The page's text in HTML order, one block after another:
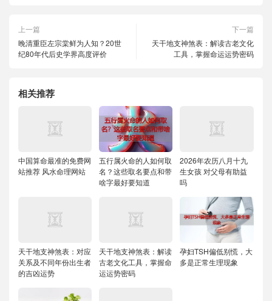
上一篇
晚清重臣左宗棠鲜为人知？20世
纪80年代后史学界高度评价
下一篇
天干地支神煞表：解读古老文化
工具，掌握命运运势密码
相关推荐
中国算命最准的免费网
站推荐 风水命理网站
五行属火命的人如何取
名？这些取名要点和带
啥字最好要知道
2026年农历八月十九
生女孩 对父母有助益
吗
天干地支神煞表：对应
关系及不同年份出生者
的吉凶运势
天干地支神煞表：解读
古老文化工具，掌握命
运运势密码
孕妇TSH偏低别慌，大
多是正常生理现象